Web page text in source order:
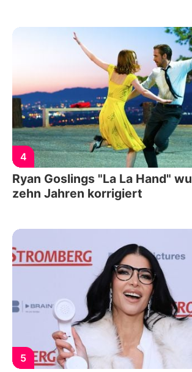
4
Ryan Goslings "La La Hand"
zehn Jahren korrigiert
5